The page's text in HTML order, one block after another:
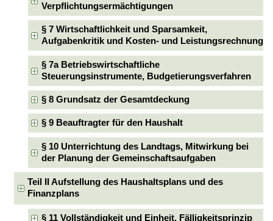
Verpflichtungsermächtigungen
§ 7 Wirtschaftlichkeit und Sparsamkeit,
Aufgabenkritik und Kosten- und Leistungsrechnung
§ 7a Betriebswirtschaftliche
Steuerungsinstrumente, Budgetierungsverfahren
§ 8 Grundsatz der Gesamtdeckung
§ 9 Beauftragter für den Haushalt
§ 10 Unterrichtung des Landtags, Mitwirkung bei
der Planung der Gemeinschaftsaufgaben
Teil II Aufstellung des Haushaltsplans und des
Finanzplans
§ 11 Vollständigkeit und Einheit, Fälligkeitsprinzip